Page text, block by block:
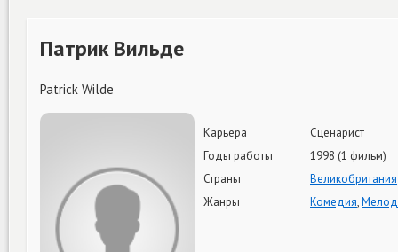
Патрик Вильде
Patrick Wilde
Карьера
Сценарист
Годы работы
1998 (1 фильм)
Страны
Великобритания
Жанры
Комедия,